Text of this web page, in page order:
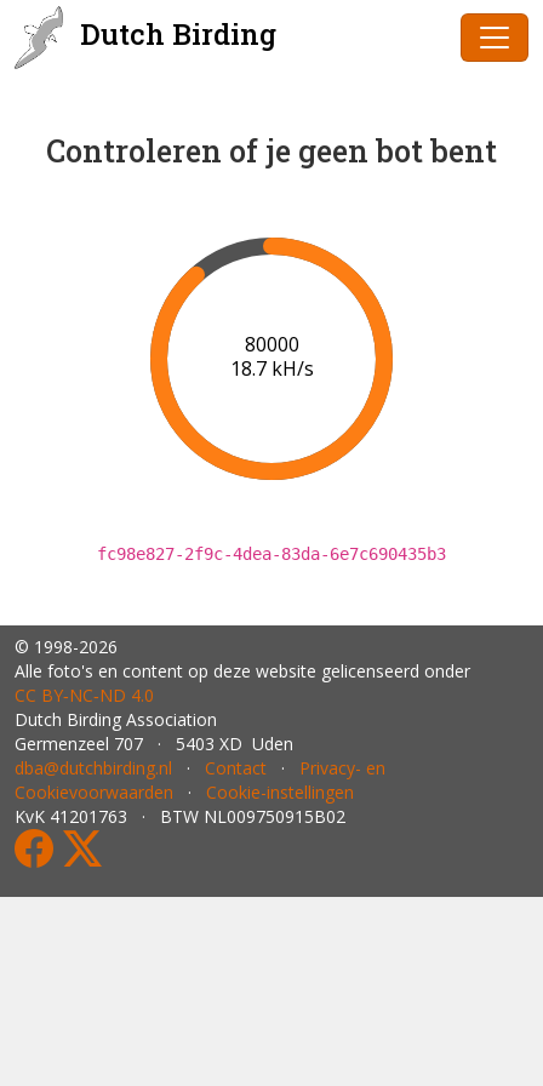
Dutch Birding
Controleren of je geen bot bent
80000
18.7 kH/s
fc98e827-2f9c-4dea-83da-6e7c690435b3
© 1998-2026
Alle foto's en content op deze website gelicenseerd onder
CC BY‑NC‑ND 4.0
Dutch Birding Association
Germenzeel 707 · 5403 XD Uden
dba@dutchbirding.nl · Contact · Privacy- en
Cookievoorwaarden · Cookie-instellingen
KvK 41201763 · BTW NL009750915B02